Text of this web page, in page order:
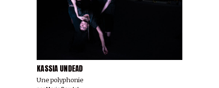
KASSIA UNDEAD
Une polyphonie